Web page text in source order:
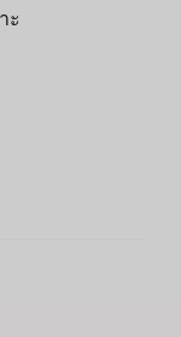
ะ